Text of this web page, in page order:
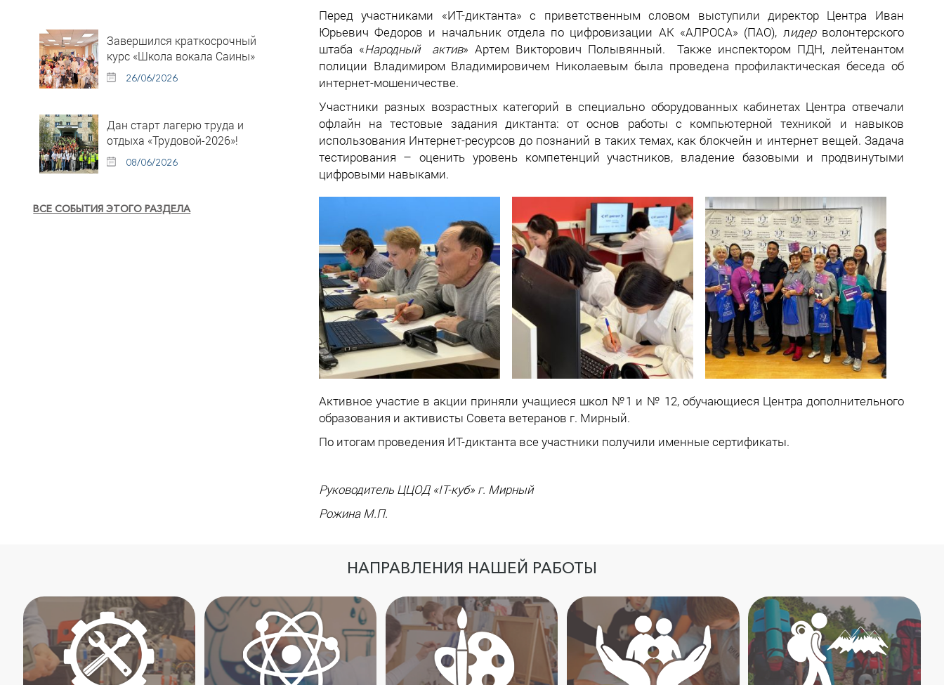
Перед участниками «ИТ-диктанта» с приветственным словом выступили директор Центра Иван
Юрьевич Федоров и начальник отдела по цифровизации АК «АЛРОСА» (ПАО), лидерволонтерского
штаба «Народный актив» Артем Викторович Полывянный. Также инспектором ПДН, лейтенантом
полиции Владимиром Владимировичем Николаевым была проведена профилактическая беседа об
интернет-мошеничестве.
Участники разных возрастных категорий в специально оборудованных кабинетах Центра отвечали
офлайн на тестовые задания диктанта: от основ работы с компьютерной техникой и навыков
использования Интернет-ресурсов до познаний в таких темах, как блокчейн и интернет вещей. Задача
тестирования – оценить уровень компетенций участников, владение базовыми и продвинутыми
цифровыми навыками.
Активное участие в акции приняли учащиеся школ №1 и № 12, обучающиеся Центра дополнительного
образования и активисты Совета ветеранов г. Мирный.
По итогам проведения ИТ-диктанта все участники получили именные сертификаты.
Руководитель ЦЦОД «IT-куб» г. Мирный
Рожина М.П.
Завершился краткосрочный
курс «Школа вокала Саины»
26/06/2026
Дан старт лагерю труда и
отдыха «Трудовой-2026»!
08/06/2026
ВСЕ СОБЫТИЯ ЭТОГО РАЗДЕЛА
НАПРАВЛЕНИЯ НАШЕЙ РАБОТЫ